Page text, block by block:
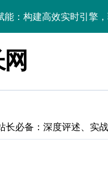
赋能大数据：实时引擎
能跨界融合，站长合规
能前端：无障碍设计引
技新趋势，跨界融合赋
长必备：深度评述、实